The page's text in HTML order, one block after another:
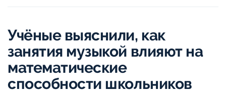
Учёные выяснили, как
занятия музыкой влияют на
математические
способности школьников